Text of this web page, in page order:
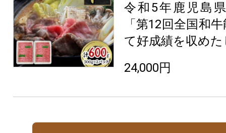
令和5年鹿児島
「第12回全国和
て好成績を収め
24,000円